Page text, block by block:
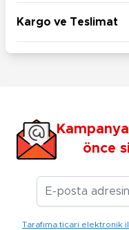
Kargo ve Teslimat
önce
Tarafıma ticari elektronik